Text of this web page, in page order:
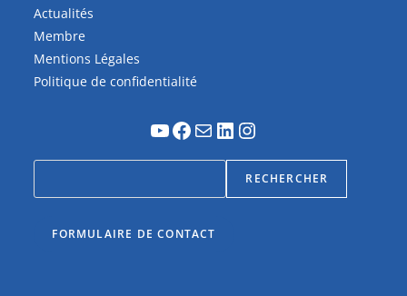
Actualités
Membre
Mentions Légales
Politique de confidentialité
RECHERCHER
FORMULAIRE DE CONTACT